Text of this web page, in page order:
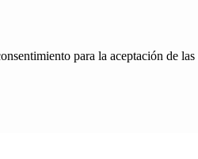
para la aceptación de